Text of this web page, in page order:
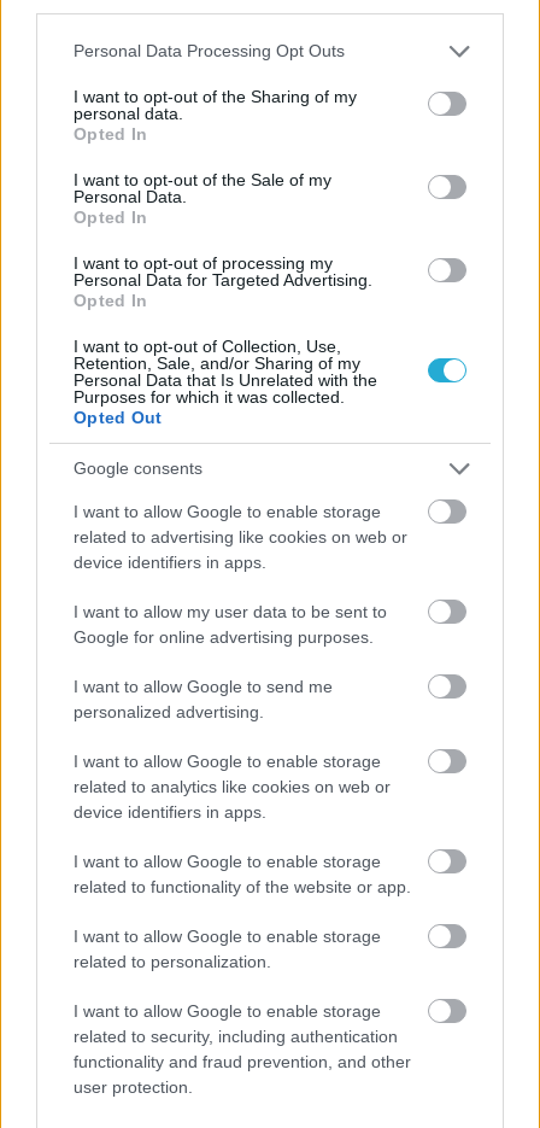
Please note that this website/app uses one or more Google
not limited to your visit or usage behaviour. You may click to
grant or deny consent to Google and its third-party tags to
use your data for below specified purposes in below Google
consent section.
Personal Data Processing Opt Outs
I want to opt-out of the Sharing of my
personal data.
Opted In
I want to opt-out of the Sale of my
Personal Data.
Opted In
I want to opt-out of processing my
Personal Data for Targeted Advertising.
Opted In
I want to opt-out of Collection, Use,
Retention, Sale, and/or Sharing of my
Personal Data that Is Unrelated with the
Purposes for which it was collected.
Opted Out
Google consents
I want to allow Google to enable storage
related to advertising like cookies on web or
device identifiers in apps.
I want to allow my user data to be sent to
Google for online advertising purposes.
I want to allow Google to send me
personalized advertising.
I want to allow Google to enable storage
related to analytics like cookies on web or
device identifiers in apps.
I want to allow Google to enable storage
related to functionality of the website or app.
I want to allow Google to enable storage
related to personalization.
I want to allow Google to enable storage
related to security, including authentication
functionality and fraud prevention, and other
user protection.
λίμνη "Hofveyvar".
ΡΟΗ ΕΙΔΗΣΕΩΝ
06/08/2026
Το πάλεψε μέχρι τέλους η Εθνική γυναικών κόντρα
Η FIVB σχεδιάζει να διοργανώσει το Παγκόσμιο
Πρωτάθλημα τον Δεκέμβριο – Αντιδρούν οι σύλλογοι